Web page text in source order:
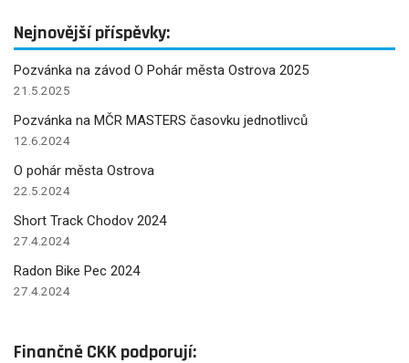
Nejnovější příspěvky:
Pozvánka na závod O Pohár města Ostrova 2025
21.5.2025
Pozvánka na MČR MASTERS časovku jednotlivců
12.6.2024
O pohár města Ostrova
22.5.2024
Short Track Chodov 2024
27.4.2024
Radon Bike Pec 2024
27.4.2024
Finančně CKK podporují: